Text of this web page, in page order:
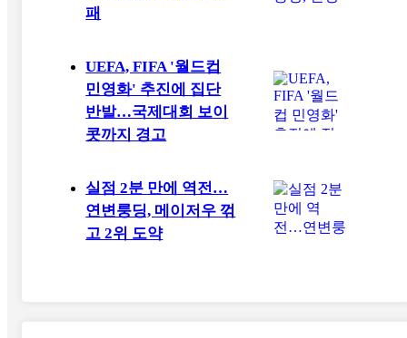
패
UEFA, FIFA '월드컵
민영화' 추진에 집단
반발…국제대회 보이
콧까지 경고
실점 2분 만에 역전…
연변룽딩, 메이저우 꺾
고 2위 도약